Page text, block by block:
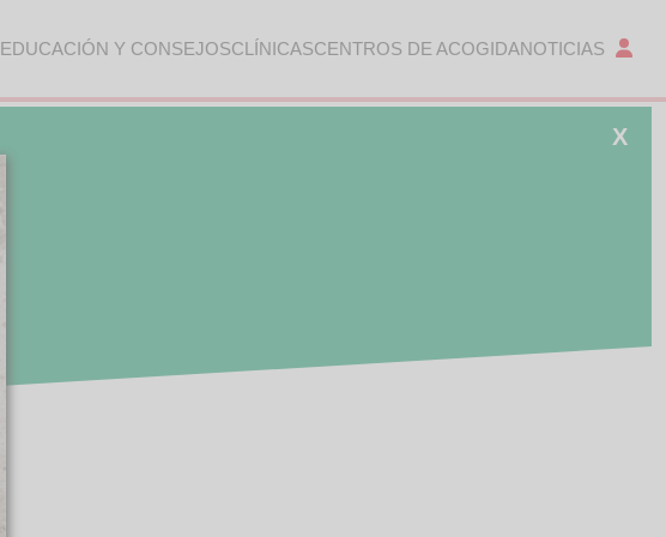
EDUCACIÓN Y CONSEJOSCLÍNICASCENTROS DE ACOGIDANOTICIAS
X